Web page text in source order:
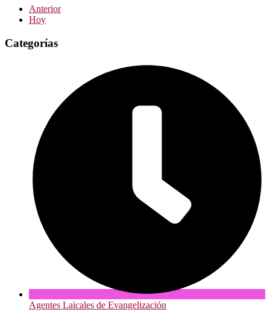
Anterior
Hoy
Categorías
Agentes Laicales de Evangelización